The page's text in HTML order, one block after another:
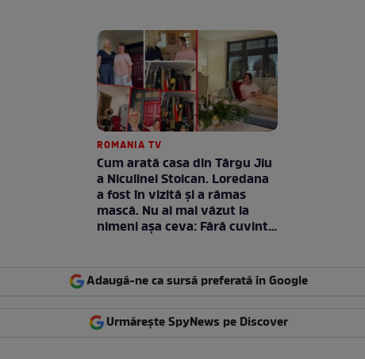
ROMANIA TV
Cum arată casa din Târgu Jiu
a Niculinei Stoican. Loredana
a fost în vizită și a rămas
mască. Nu ai mai văzut la
nimeni așa ceva: Fără cuvinte
Adaugă-ne ca sursă preferată în Google
Urmărește SpyNews pe Discover